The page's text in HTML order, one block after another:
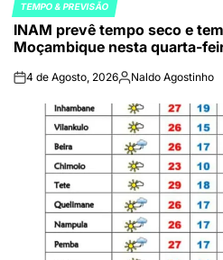
POSTED
IN
TEMPO & PREVISÃO
INAM prevê tempo seco e
Moçambique nesta quarta-
on4 de Agosto, 2026Publicado
Naldo Agostinho